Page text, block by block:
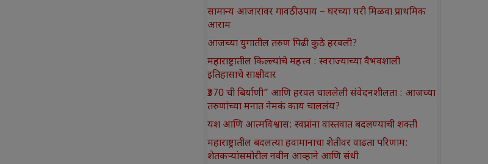
सामान्य आजारांवर गावठी उपाय – घरच्या घरी मिळवा प्राथमिक
आराम
आजच्या युगातील तरुण पिढी कुठे हरवली?
महाराष्ट्रातील किल्ल्यांचे महत्त्व : स्वराज्याच्या वैभवशाली
इतिहासाचे साक्षीदार
₹370 ची बिर्याणी” आणि हरवत चाललेली संवेदनशीलता : आजच्या
तरुणांच्या मनात नेमकं काय चाललंय?
यश आणि आत्मविश्वास: स्वप्नांना वास्तवात बदलण्याची शक्ती
महाराष्ट्रातील बदलत्या हवामानाचा शेतीवर वाढता परिणाम:
शेतकऱ्यांसमोरील नवीन आव्हाने आणि संधी